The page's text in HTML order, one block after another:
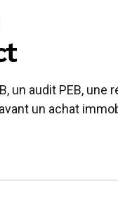
un audit PEB, une
un achat